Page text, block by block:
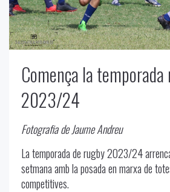
Comença la
2023/24
Fotografia de Jaume Andreu
La temporada de rugby 2023/24
setmana amb la posada en marxa de
competitives.